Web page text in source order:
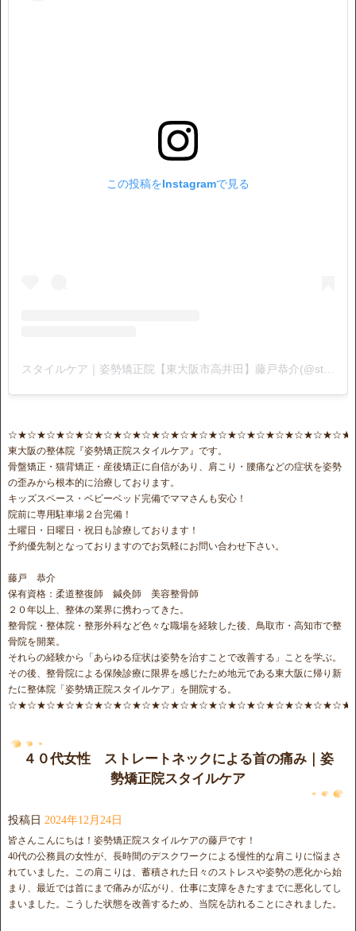
この投稿をInstagramで見る
東大阪の整体院『姿勢矯正院スタイルケア』です。
骨盤矯正・猫背矯正・産後矯正に自信があり、肩こり・腰痛などの症状を姿勢
の歪みから根本的に治療しております。
キッズスペース・ベビーベッド完備でママさんも安心！
院前に専用駐車場２台完備！
土曜日・日曜日・祝日も診療しております！
予約優先制となっておりますのでお気軽にお問い合わせ下さい。
藤戸 恭介
保有資格：柔道整復師 鍼灸師 美容整骨師
２０年以上、整体の業界に携わってきた。
整骨院・整体院・整形外科など色々な職場を経験した後、鳥取市・高知市で整
骨院を開業。
それらの経験から「あらゆる症状は姿勢を治すことで改善する」ことを学ぶ。
その後、整骨院による保険診療に限界を感じたため地元である東大阪に帰り新
たに整体院「姿勢矯正院スタイルケア」を開院する。
４０代女性 ストレートネックによる首の痛み｜姿
勢矯正院スタイルケア
投稿日 2024年12月24日
皆さんこんにちは！姿勢矯正院スタイルケアの藤戸です！
40代の公務員の女性が、長時間のデスクワークによる慢性的な肩こりに悩まさ
れていました。この肩こりは、蓄積された日々のストレスや姿勢の悪化から始
まり、最近では首にまで痛みが広がり、仕事に支障をきたすまでに悪化してし
まいました。こうした状態を改善するため、当院を訪れることにされました。